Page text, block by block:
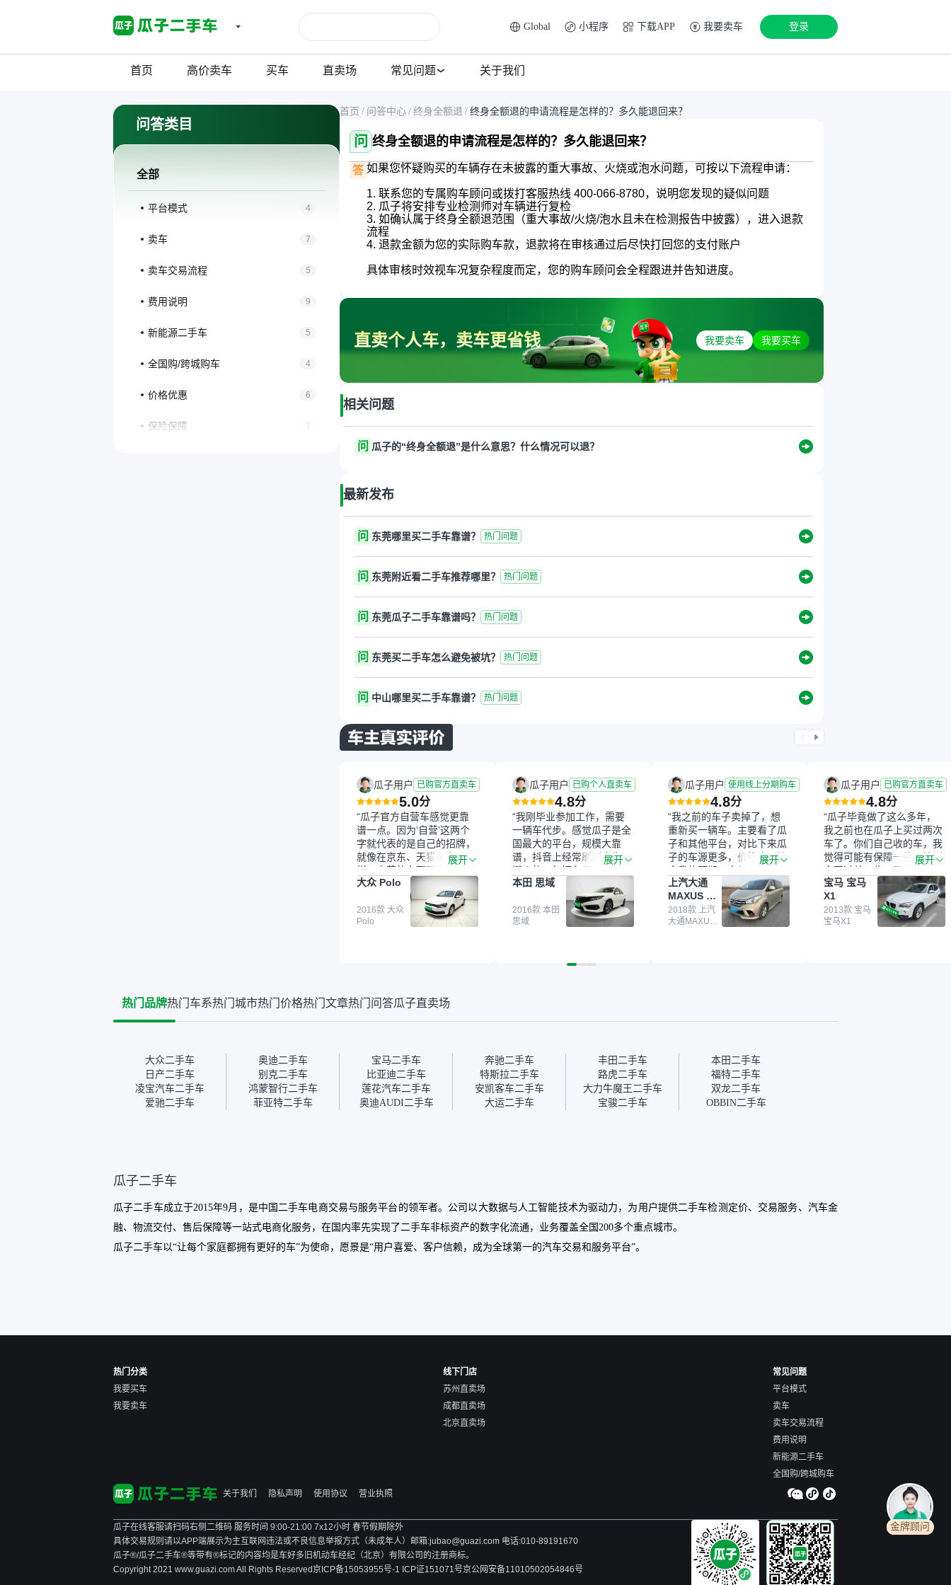
Global 小程序 下载APP 我要卖车 登录
首页 高价卖车 买车 直卖场 常见问题 关于我们
问答类目
全部
平台模式 4
卖车 7
卖车交易流程 5
费用说明 9
新能源二手车 5
全国购/跨城购车 4
价格优惠 6
保险保障
首页 / 问答中心 / 终身全额退 / 终身全额退的申请流程是怎样的？多久能退回来？
问 终身全额退的申请流程是怎样的？多久能退回来？
答 如果您怀疑购买的车辆存在未披露的重大事故、火烧或泡水问题，可按以下流程申请：
1. 联系您的专属购车顾问或拨打客服热线 400-066-8780，说明您发现的疑似问题
2. 瓜子将安排专业检测师对车辆进行复检
3. 如确认属于终身全额退范围（重大事故/火烧/泡水且未在检测报告中披露），进入退款
流程
4. 退款金额为您的实际购车款，退款将在审核通过后尽快打回您的支付账户
具体审核时效视车况复杂程度而定，您的购车顾问会全程跟进并告知进度。
直卖个人车，卖车更省钱 我要卖车 我要买车
相关问题
问 瓜子的“终身全额退”是什么意思？什么情况可以退？
最新发布
问 东莞哪里买二手车靠谱？ 热门问题
问 东莞附近看二手车推荐哪里？ 热门问题
问 东莞瓜子二手车靠谱吗？ 热门问题
问 东莞买二手车怎么避免被坑？ 热门问题
问 中山哪里买二手车靠谱？ 热门问题
瓜子用户 已购官方直卖车
5.0分
“瓜子官方自营车感觉更靠
谱一点。因为‘自营’这两个
字就代表的是自己的招牌，
就像在京东、天猫买东西一
样，自营的东西可能都要好
一点。就是这种刻板印象
吧。一开始买二手车的时
候，我确实有担心过事故
车、泡水车这些问题。瓜子
了一些报告查询（用了其他
况没问题。购车流程挺快
的，我第一天看车，第二天
你们就约我到店，我第三天
去提的车。去之前我提前跟
交接人员说好，到了之后要
期后，他可能直接就下架不
卖了。而自营车你们有最大
的让步权利，还会再跟我协
商，主动权在平台手里。”
展开
大众 Polo
2016款 大众
Polo
瓜子用户 已购个人直卖车
4.8分
“我刚毕业参加工作，需要
一辆车代步。感觉瓜子是全
国最大的平台，规模大靠
谱，抖音上经常刷到广告，
挺火的。每辆车都有检测报
告，这个让我很放心。去外
面买车全凭卖家一张嘴，不
敢买。我买了本田思域，白
色，过户次数少，公里数符
平台，车价贵点也正常，毕
透明。”
展开
本田 思域
2016款 本田
思域
瓜子用户 使用线上分期购车
4.8分
“我之前的车子卖掉了，想
重新买一辆车。主要看了瓜
子和其他平台，对比下来瓜
子的车源更多，价格也更符
合我的预期。之前卖车来过
瓜子，虽然价格没谈成，但
APP一直留着。瓜子毕竟是
大平台，整体印象还好。我
最终买了一台上汽大通，18
比线下贵1000-2000元，因
为瓜子有质保，车子出小毛
病维修更有保障。”
展开
上汽大通
MAXUS 大
通G10
2018款 上汽
大通MAXUS
瓜子用户 已购官方直卖车
4.8分
“瓜子毕竟做了这么多年，
我之前也在瓜子上买过两次
车了。你们自己收的车，我
觉得可能有保障一些，检测
会更过关一些。平台自己收
上来再卖的车，应该更可
靠。我买的是宝马X1，主要
看中它的价格和公里数比较
合适。另外，瓜子承诺无火
展开
宝马 宝马
X1
2013款 宝马
宝马X1
热门品牌热门车系热门城市热门价格热门文章热门问答瓜子直卖场
大众二手车 奥迪二手车 宝马二手车 奔驰二手车 丰田二手车
本田二手车
日产二手车
别克二手车 比亚迪二手车 特斯拉二手车 路虎二手车
福特二手车
凌宝汽车二手车
鸿蒙智行二手车 莲花汽车二手车 安凯客车二手车 大力牛魔王二手车
双龙二手车
爱驰二手车
菲亚特二手车 奥迪AUDI二手车 大运二手车 宝骏二手车 OBBIN二手车
瓜子二手车
瓜子二手车成立于2015年9月，是中国二手车电商交易与服务平台的领军者。公司以大数据与人工智能技术为驱动力，为用户提供二手车检测定价、交易服务、汽车金
融、物流交付、售后保障等一站式电商化服务，在国内率先实现了二手车非标资产的数字化流通，业务覆盖全国200多个重点城市。
瓜子二手车以“让每个家庭都拥有更好的车”为使命，愿景是“用户喜爱、客户信赖，成为全球第一的汽车交易和服务平台”。
热门分类
我要买车
我要卖车
线下门店
苏州直卖场
成都直卖场
北京直卖场
常见问题
平台模式
卖车
卖车交易流程
费用说明
新能源二手车
全国购/跨城购车
关于我们
隐私声明 使用协议 营业执照
瓜子在线客服请扫码右侧二维码 服务时间 9:00-21:00 7x12小时 春节假期除外
具体交易规则请以APP端展示为主 互联网违法或不良信息举报方式（未成年人）邮箱:jubao@guazi.com 电话:010-89191670
瓜子®/瓜子二手车®等带有®标记的内容均是车好多旧机动车经纪（北京）有限公司的注册商标。
Copyright 2021 www.guazi.com All Rights Reserved京ICP备15053955号-1 ICP证151071号京公网安备11010502054846号
金牌顾问